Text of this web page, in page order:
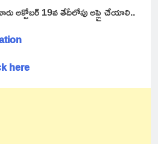
అక్టోబర్ 19వ తేదీలోపు అప్లై చేయాలి..
here